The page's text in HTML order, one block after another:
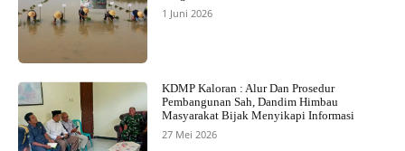
1 Juni 2026
KDMP Kaloran : Alur Dan Prosedur
Pembangunan Sah, Dandim Himbau
Masyarakat Bijak Menyikapi Informasi
27 Mei 2026